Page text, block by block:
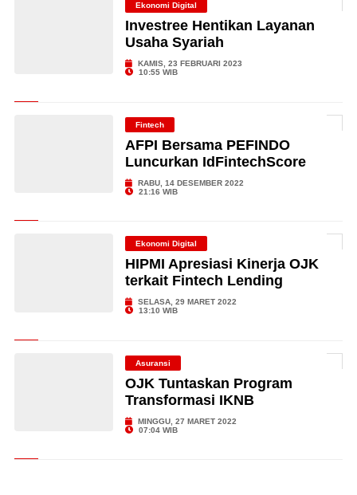
Ekonomi Digital
Investree Hentikan Layanan
Usaha Syariah
KAMIS, 23 FEBRUARI 2023
10:55 WIB
Fintech
AFPI Bersama PEFINDO
Luncurkan IdFintechScore
RABU, 14 DESEMBER 2022
21:16 WIB
Ekonomi Digital
HIPMI Apresiasi Kinerja OJK
terkait Fintech Lending
SELASA, 29 MARET 2022
13:10 WIB
Asuransi
OJK Tuntaskan Program
Transformasi IKNB
MINGGU, 27 MARET 2022
07:04 WIB